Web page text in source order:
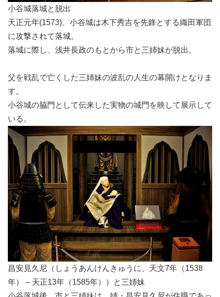
小谷城落城と脱出
天正元年(1573)、小谷城は木下秀吉を先鋒とする織田軍団
に攻撃されて落城。
落城に際し、浅井長政のもとから市と三姉妹が脱出。
父を戦乱で亡くした三姉妹の波乱の人生の幕開けとなりま
す。
小谷城の脇門として伝来した実物の城門を映して展示して
いる。
昌安見久尼（しょうあんけんきゅうに、天文7年（1538
年） – 天正13年（1585年））と三姉妹